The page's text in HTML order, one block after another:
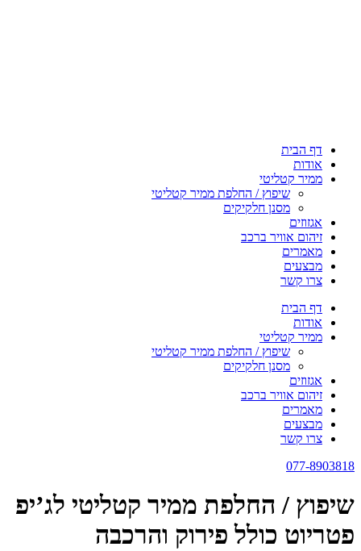
דף הבית
אודות
ממיר קטליטי
שיפוץ / החלפת ממיר קטליטי
מסנן חלקיקים
אגזוזים
זיהום אוויר ברכב
מאמרים
מבצעים
צרו קשר
דף הבית
אודות
ממיר קטליטי
שיפוץ / החלפת ממיר קטליטי
מסנן חלקיקים
אגזוזים
זיהום אוויר ברכב
מאמרים
מבצעים
צרו קשר
077-8903818
שיפוץ / החלפת ממיר קטליטי לג’יפ
פטריוט כולל פירוק והרכבה